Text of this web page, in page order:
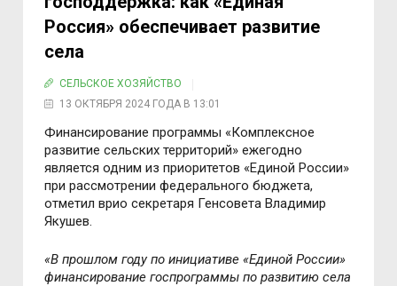
Россия» обеспечивает развитие
села
СЕЛЬСКОЕ ХОЗЯЙСТВО
13 ОКТЯБРЯ 2024 ГОДА В 13:01
Финансирование программы «Комплексное
развитие сельских территорий» ежегодно
является одним из приоритетов «Единой России»
при рассмотрении федерального бюджета,
отметил врио секретаря Генсовета Владимир
Якушев.
«В прошлом году по инициативе «Единой России»
финансирование госпрограммы по развитию села